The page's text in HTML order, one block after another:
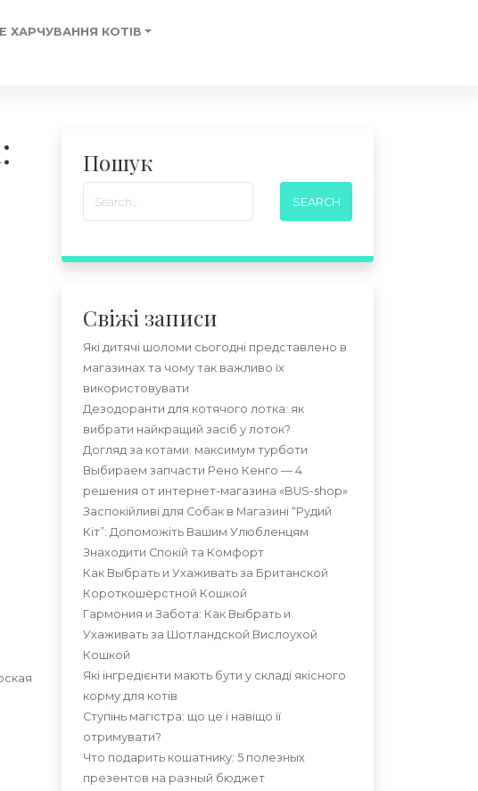
ХАРЧУВАННЯ КОТІВ
Пошук
Свіжі записи
Які дитячі шоломи сьогодні представлено в
магазинах та чому так важливо їх
використовувати
Дезодоранти для котячого лотка: як
вибрати найкращий засіб у лоток?
Догляд за котами: максимум турботи
Выбираем запчасти Рено Кенго — 4
решения от интернет-магазина «BUS-shop»
Заспокійливі для Собак в Магазині “Рудий
Кіт”: Допоможіть Вашим Улюбленцям
Знаходити Спокій та Комфорт
Как Выбрать и Ухаживать за Британской
Короткошёрстной Кошкой
Гармония и Забота: Как Выбрать и
Ухаживать за Шотландской Вислоухой
Кошкой
Які інгредієнти мають бути у складі якісного
корму для котів
Ступінь магістра: що це і навіщо її
отримувати?
Что подарить кошатнику: 5 полезных
презентов на разный бюджет